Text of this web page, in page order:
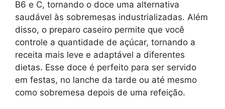
B6 e C, tornando o doce uma alternativa
saudável às sobremesas industrializadas. Além
disso, o preparo caseiro permite que você
controle a quantidade de açúcar, tornando a
receita mais leve e adaptável a diferentes
dietas. Esse doce é perfeito para ser servido
em festas, no lanche da tarde ou até mesmo
como sobremesa depois de uma refeição.